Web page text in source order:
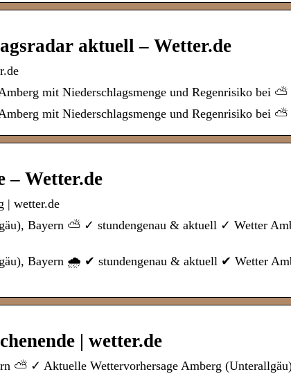
aktuell – Wetter.de
mit Niederschlagsmenge und Regenrisiko bei ⛅
mit Niederschlagsmenge und Regenrisiko bei
– Wetter.de
| wetter.de
Bayern ⛅ ✓ stundengenau & aktuell ✓ Wetter
Bayern 🌧️ ✔ stundengenau & aktuell ✔ Wetter
| wetter.de
⛅ ✓ Aktuelle Wettervorhersage Amberg